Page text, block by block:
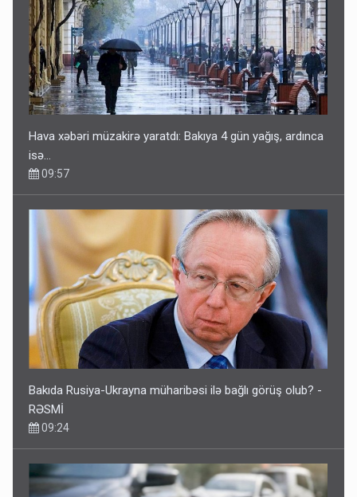
Hava xəbəri müzakirə yaratdı: Bakıya 4 gün yağış, ardınca
isə…
09:57
Bakıda Rusiya-Ukrayna müharibəsi ilə bağlı görüş olub? -
RƏSMİ
09:24